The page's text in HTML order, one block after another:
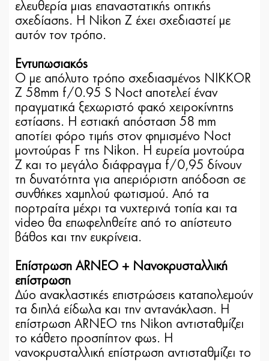
ελευθερία μιας επαναστατικής οπτικής
σχεδίασης. Η Nikon Z έχει σχεδιαστεί με
αυτόν τον τρόπο.
Εντυπωσιακός
Ο με απόλυτο τρόπο σχεδιασμένος NIKKOR
Z 58mm f/0.95 S Noct αποτελεί έναν
πραγματικά ξεχωριστό φακό χειροκίνητης
εστίασης. Η εστιακή απόσταση 58 mm
αποτίει φόρο τιμής στον φημισμένο Noct
μοντούρας F της Nikon. Η ευρεία μοντούρα
Z και το μεγάλο διάφραγμα f/0,95 δίνουν
τη δυνατότητα για απεριόριστη απόδοση σε
συνθήκες χαμηλού φωτισμού. Από τα
πορτραίτα μέχρι τα νυχτερινά τοπία και τα
video θα επωφεληθείτε από το απίστευτο
βάθος και την ευκρίνεια.
Επίστρωση ARNEO + Νανοκρυσταλλική
επίστρωση
Δύο ανακλαστικές επιστρώσεις καταπολεμούν
τα διπλά είδωλα και την αντανάκλαση. Η
επίστρωση ARNEO της Nikon αντισταθμίζει
το κάθετο προσπίπτον φως. Η
νανοκρυσταλλική επίστρωση αντισταθμίζει το